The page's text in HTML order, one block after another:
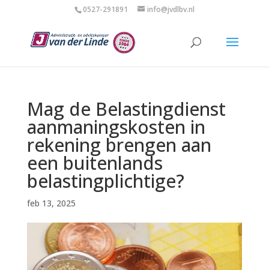
0527-291891 info@jvdlbv.nl
Mag de Belastingdienst
aanmaningskosten in
rekening brengen aan
een buitenlands
belastingplichtige?
feb 13, 2025